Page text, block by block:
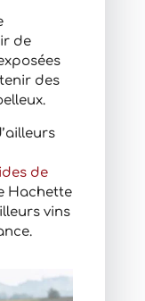
de
des
de
Hachette
vins